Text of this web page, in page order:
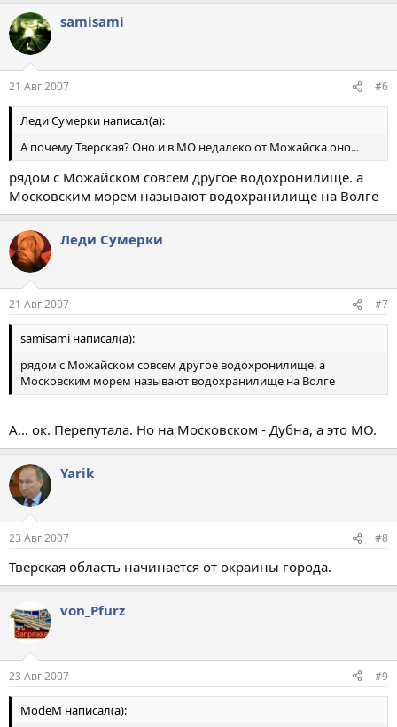
samisami
21 Авг 2007 #6
Леди Сумерки написал(а):
А почему Тверская? Оно и в МО недалеко от Можайска оно...
рядом с Можайском совсем другое водохронилище. а
Московским морем называют водохранилище на Волге
Леди Сумерки
21 Авг 2007 #7
samisami написал(а):
рядом с Можайском совсем другое водохронилище. а
Московским морем называют водохранилище на Волге
А... ок. Перепутала. Но на Московском - Дубна, а это МО.
Yarik
23 Авг 2007 #8
Тверская область начинается от окраины города.
von_Pfurz
23 Авг 2007 #9
ModeM написал(а):